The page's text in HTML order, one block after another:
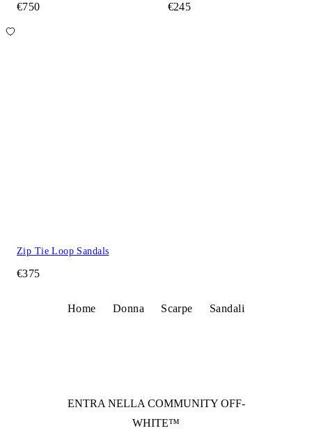
€750 €245
Zip Tie Loop Sandals
€375
Home Donna Scarpe Sandali
ENTRA NELLA COMMUNITY OFF-
WHITE™